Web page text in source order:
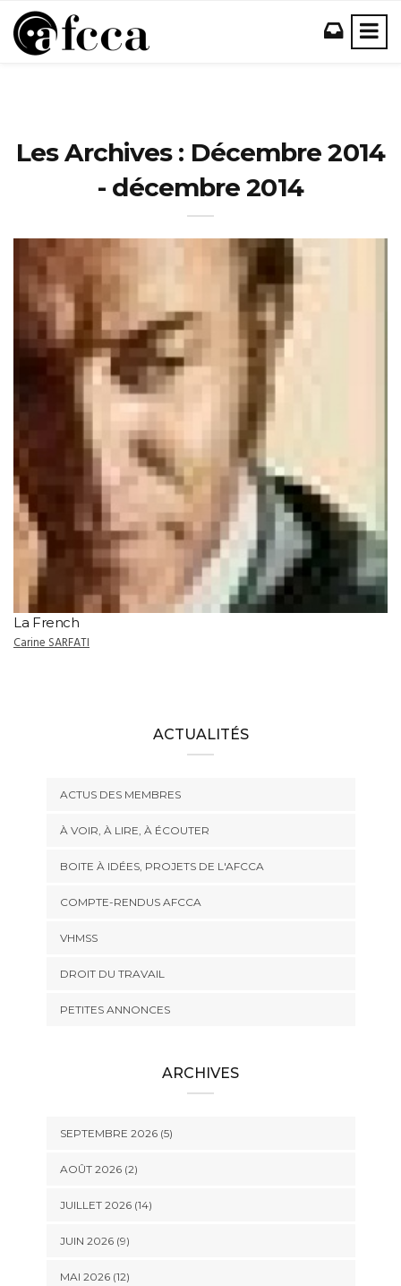
Les Archives : Décembre 2014
- décembre 2014
La French
Carine SARFATI
ACTUALITÉS
ACTUS DES MEMBRES
À VOIR, À LIRE, À ÉCOUTER
BOITE À IDÉES, PROJETS DE L'AFCCA
COMPTE-RENDUS AFCCA
VHMSS
DROIT DU TRAVAIL
PETITES ANNONCES
ARCHIVES
SEPTEMBRE 2026 (5)
AOÛT 2026 (2)
JUILLET 2026 (14)
JUIN 2026 (9)
MAI 2026 (12)